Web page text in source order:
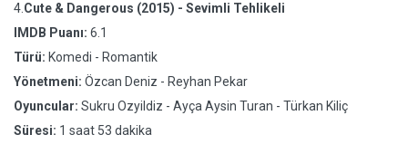
4. Cute & Dangerous (2015) - Sevimli Tehlikeli
IMDB Puanı: 6.1
Türü: Komedi - Romantik
Yönetmeni: Özcan Deniz - Reyhan Pekar
Oyuncular: Sukru Ozyildiz - Ayça Aysin Turan - Türkan Kiliç
Süresi: 1 saat 53 dakika